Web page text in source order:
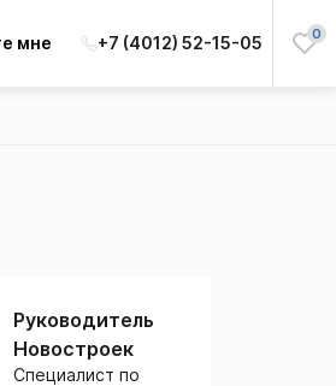
мне +7 (4012) 52-15-05 0
Руководитель
Новостроек
Специалист по